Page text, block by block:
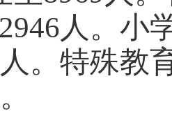
人。小
人。特殊教